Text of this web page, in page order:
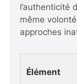
l’authenticité
même
approches
Élément